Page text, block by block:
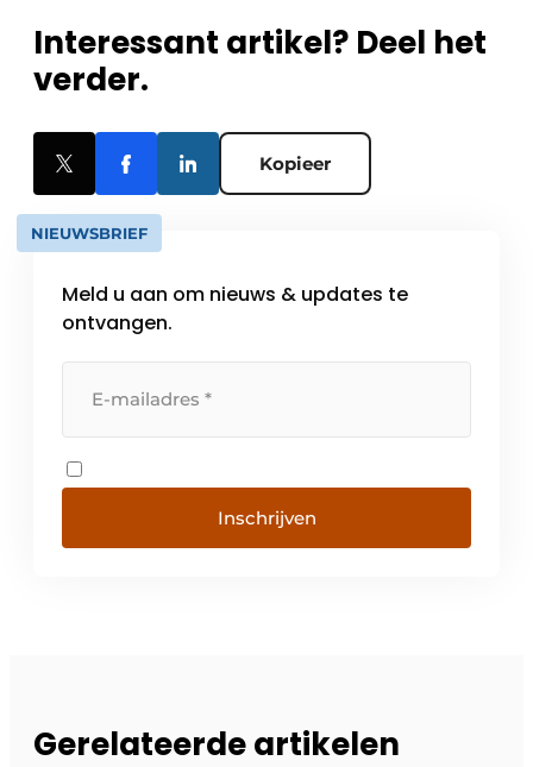
Interessant artikel? Deel het
verder.
Kopieer
NIEUWSBRIEF
Meld u aan om nieuws & updates te
ontvangen.
Inschrijven
Gerelateerde artikelen